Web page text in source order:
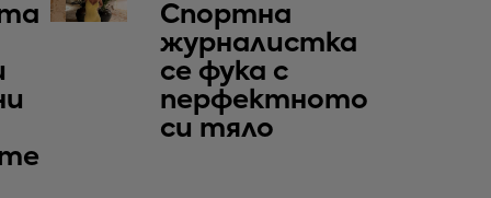
Спортна
журналистка
се фука с
перфектното
си тяло